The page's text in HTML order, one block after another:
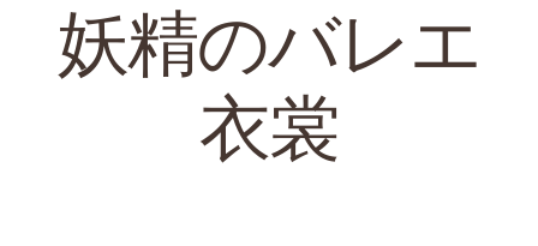
妖精のバレエ
衣裳